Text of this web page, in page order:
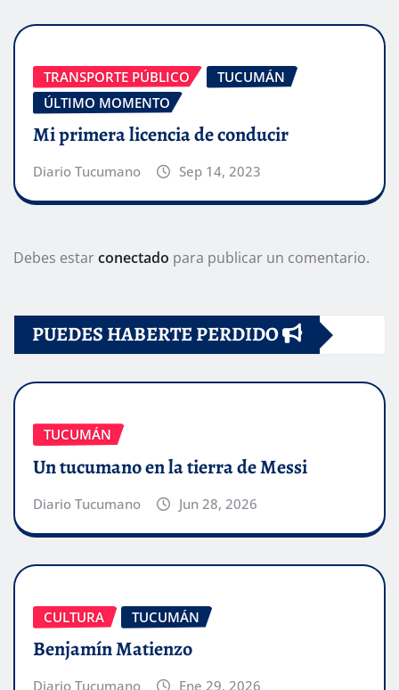
TRANSPORTE PÚBLICO
TUCUMÁN
ÚLTIMO MOMENTO
Mi primera licencia de conducir
Diario Tucumano Sep 14, 2023
Debes estarconectado para publicar un comentario.
PUEDES HABERTE PERDIDO
TUCUMÁN
Un tucumano en la tierra de Messi
Diario Tucumano Jun 28, 2026
CULTURA TUCUMÁN
Benjamín Matienzo
Diario Tucumano Ene 29, 2026